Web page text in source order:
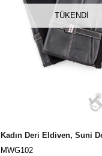
TÜKENDI
MWG102